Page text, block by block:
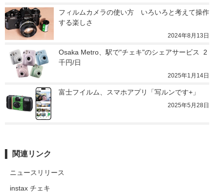
フィルムカメラの使い方　いろいろと考えて操作
する楽しさ
2024年8月13日
Osaka Metro、駅で"チェキ"のシェアサービス  2
千円/日
2025年1月14日
富士フイルム、スマホアプリ「写ルンです+」
2025年5月28日
関連リンク
ニュースリリース
instax チェキ